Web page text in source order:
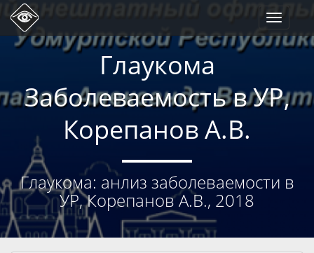
Глаукома
Заболеваемость в УР,
Корепанов А.В.
Глаукома: анлиз заболеваемости в
УР, Корепанов А.В., 2018
Toggle